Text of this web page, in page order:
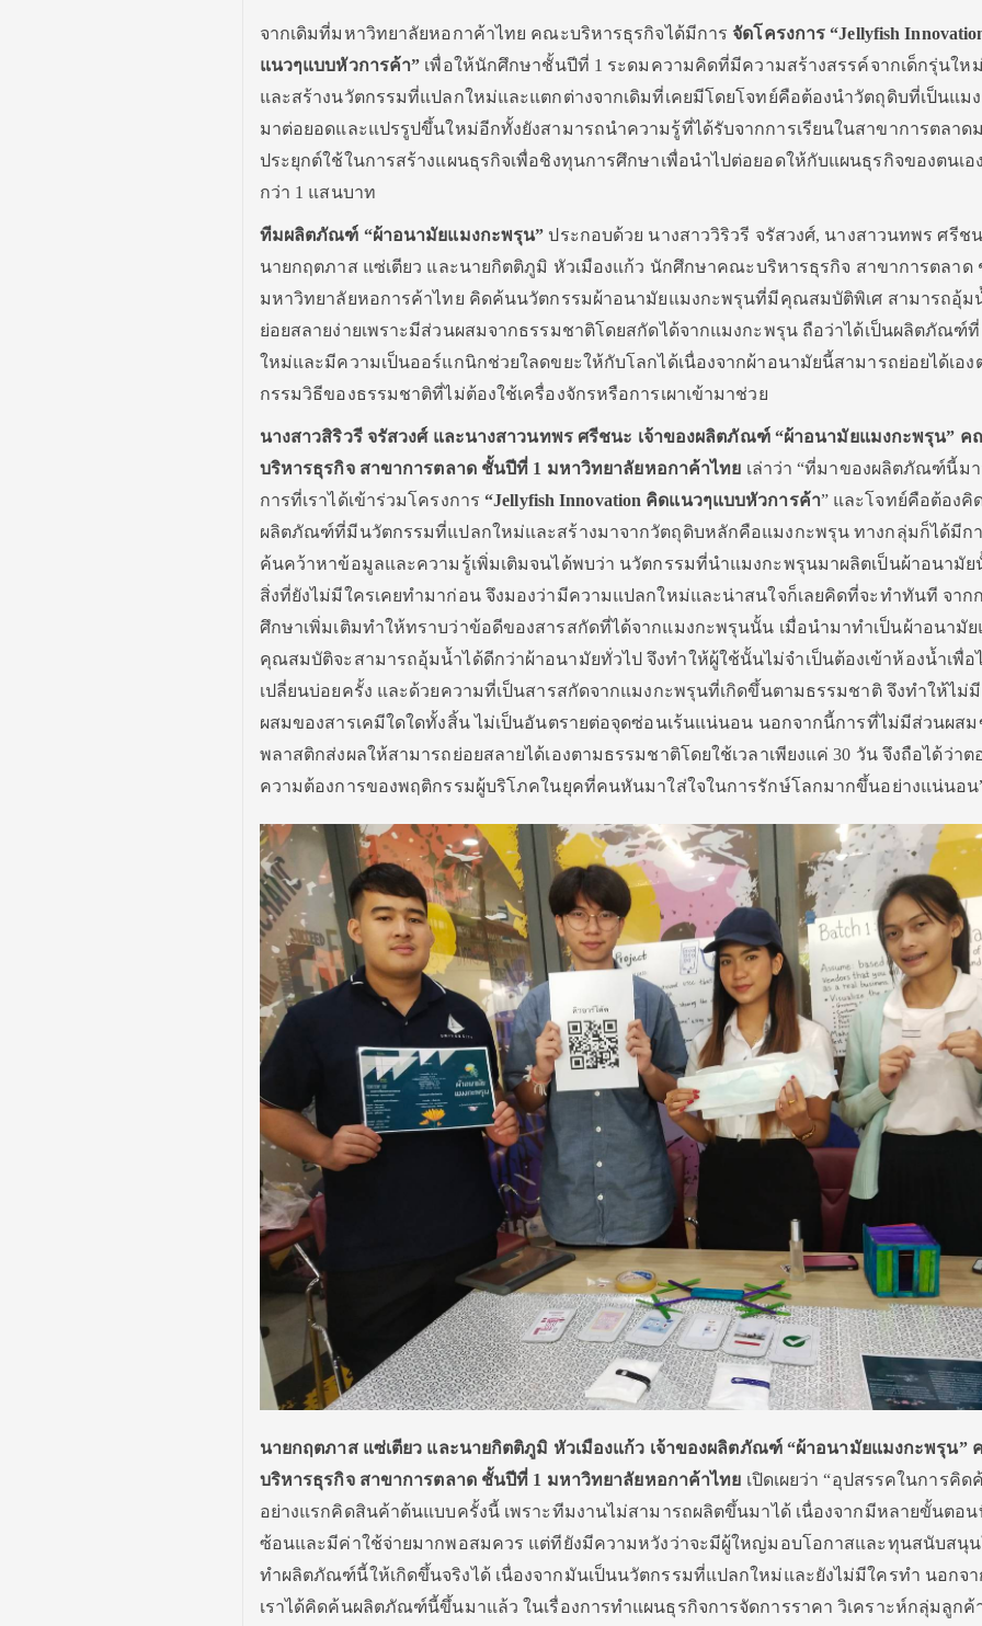
จากเดิมที่มหาวิทยาลัยหอกาค้าไทย คณะบริหารธุรกิจได้มีการจัดโครงการ “Jellyfish
แนวๆแบบหัวการค้า” เพื่อให้นักศึกษาชั้นปีที่ 1 ระดมความคิดที่มีความสร้างสรรค์จากเด็กรุ่นให
และสร้างนวัตกรรมที่แปลกใหม่และแตกต่างจากเดิมที่เคยมีโดยโจทย์คือต้องนำวัตถุดิบที่เป็นแม
มาต่อยอดและแปรรูปขึ้นใหม่อีกทั้งยังสามารถนำความรู้ที่ได้รับจากการเรียนในสาขาการตลาด
ประยุกต์ใช้ในการสร้างแผนธุรกิจเพื่อชิงทุนการศึกษาเพื่อนำไปต่อยอดให้กับแผนธุรกิจของตนเอ
กว่า 1 แสนบาท
ทีมผลิตภัณฑ์ “ผ้าอนามัยแมงกะพรุน” ประกอบด้วย นางสาววิริวรี จรัสวงศ์, นางสาวนทพร ศรีช
นายกฤตภาส แซ่เตียว และนายกิตติภูมิ หัวเมืองแก้ว นักศึกษาคณะบริหารธุรกิจ สาขาการตลาด
มหาวิทยาลัยหอการค้าไทย คิดค้นนวัตกรรมผ้าอนามัยแมงกะพรุนที่มีคุณสมบัติพิเศ สามารถอุ้ม
ย่อยสลายง่ายเพราะมีส่วนผสมจากธรรมชาติโดยสกัดได้จากแมงกะพรุน ถือว่าได้เป็นผลิตภัณฑ์
ใหม่และมีความเป็นออร์แกนิกช่วยใลดขยะให้กับโลกได้เนื่องจากผ้าอนามัยนี้สามารถย่อยได้เอง
กรรมวิธีของธรรมชาติที่ไม่ต้องใช้เครื่องจักรหรือการเผาเข้ามาช่วย
นางสาวสิริวรี จรัสวงศ์ และนางสาวนทพร ศรีชนะ เจ้าของผลิตภัณฑ์ “ผ้าอนามัยแมงกะพรุน” ค
บริหารธุรกิจ สาขาการตลาด ชั้นปีที่ 1 มหาวิทยาลัยหอกาค้าไทย เล่าว่า “ที่มาของผลิตภัณฑ์นี้ม
การที่เราได้เข้าร่วมโครงการ“Jellyfish Innovation คิดแนวๆแบบหัวการค้า” และโจทย์คือต้องคิ
ผลิตภัณฑ์ที่มีนวัตกรรมที่แปลกใหม่และสร้างมาจากวัตถุดิบหลักคือแมงกะพรุน ทางกลุ่มก็ได้มีก
ค้นคว้าหาข้อมูลและความรู้เพิ่มเติมจนได้พบว่า นวัตกรรมที่นำแมงกะพรุนมาผลิตเป็นผ้าอนามัย
สิ่งที่ยังไม่มีใครเคยทำมาก่อน จึงมองว่ามีความแปลกใหม่และน่าสนใจก็เลยคิดที่จะทำทันที จาก
ศึกษาเพิ่มเติมทำให้ทราบว่าข้อดีของสารสกัดที่ได้จากแมงกะพรุนนั้น เมื่อนำมาทำเป็นผ้าอนามัย
คุณสมบัติจะสามารถอุ้มน้ำได้ดีกว่าผ้าอนามัยทั่วไป จึงทำให้ผู้ใช้นั้นไม่จำเป็นต้องเข้าห้องน้ำเพื่อ
เปลี่ยนบ่อยครั้ง และด้วยความที่เป็นสารสกัดจากแมงกะพรุนที่เกิดขึ้นตามธรรมชาติ จึงทำให้ไม่
ผสมของสารเคมีใดใดทั้งสิ้น ไม่เป็นอันตรายต่อจุดซ่อนเร้นแน่นอน นอกจากนี้การที่ไม่มีส่วนผสม
พลาสติกส่งผลให้สามารถย่อยสลายได้เองตามธรรมชาติโดยใช้เวลาเพียงแค่ 30 วัน จึงถือได้ว่าต
ความต้องการของพฤติกรรมผู้บริโภคในยุคที่คนหันมาใส่ใจในการรักษ์โลกมากขึ้นอย่างแน่นอน
นายกฤตภาส แซ่เตียว และนายกิตติภูมิ หัวเมืองแก้ว เจ้าของผลิตภัณฑ์ “ผ้าอนามัยแมงกะพรุน”
บริหารธุรกิจ สาขาการตลาด ชั้นปีที่ 1 มหาวิทยาลัยหอกาค้าไทย เปิดเผยว่า “อุปสรรคในการคิ
อย่างแรกคิดสินค้าต้นแบบครั้งนี้ เพราะทีมงานไม่สามารถผลิตขึ้นมาได้ เนื่องจากมีหลายขั้นตอ
ซ้อนและมีค่าใช้จ่ายมากพอสมควร แต่ทียังมีความหวังว่าจะมีผู้ใหญ่มอบโอกาสและทุนสนับสนุ
ทำผลิตภัณฑ์นี้ให้เกิดขึ้นจริงได้ เนื่องจากมันเป็นนวัตกรรมที่แปลกใหม่และยังไม่มีใครทำ นอกจ
เราได้คิดค้นผลิตภัณฑ์นี้ขึ้นมาแล้ว ในเรื่องการทำแผนธุรกิจการจัดการราคา วิเคราะห์กลุ่มลูกค้